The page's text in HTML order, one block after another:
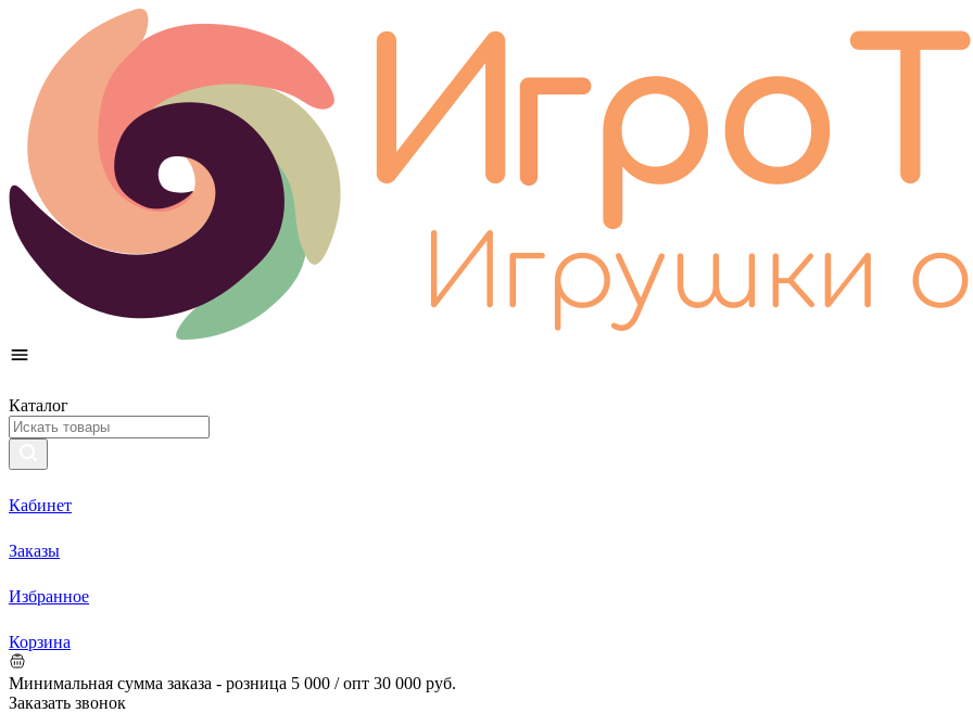
Каталог
Кабинет
Заказы
Избранное
Корзина
Минимальная сумма заказа - розница 5 000 / опт 30 000 руб.
Заказать звонок